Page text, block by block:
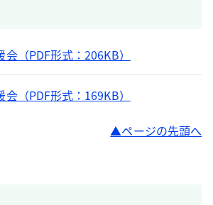
（PDF形式：206KB）
（PDF形式：169KB）
ページの先頭へ